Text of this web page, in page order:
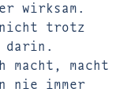
wirksam.
nicht trotz
darin.
macht, macht
nie immer